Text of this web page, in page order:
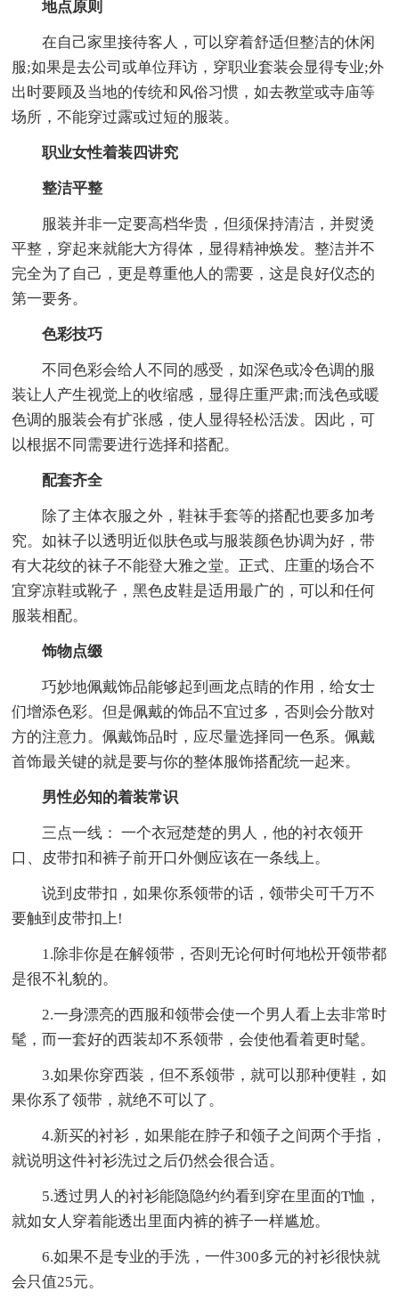
地点原则
在自己家里接待客人，可以穿着舒适但整洁的休闲
服;如果是去公司或单位拜访，穿职业套装会显得专业;外
出时要顾及当地的传统和风俗习惯，如去教堂或寺庙等
场所，不能穿过露或过短的服装。
职业女性着装四讲究
整洁平整
服装并非一定要高档华贵，但须保持清洁，并熨烫
平整，穿起来就能大方得体，显得精神焕发。整洁并不
完全为了自己，更是尊重他人的需要，这是良好仪态的
第一要务。
色彩技巧
不同色彩会给人不同的感受，如深色或冷色调的服
装让人产生视觉上的收缩感，显得庄重严肃;而浅色或暖
色调的服装会有扩张感，使人显得轻松活泼。因此，可
以根据不同需要进行选择和搭配。
配套齐全
除了主体衣服之外，鞋袜手套等的搭配也要多加考
究。如袜子以透明近似肤色或与服装颜色协调为好，带
有大花纹的袜子不能登大雅之堂。正式、庄重的场合不
宜穿凉鞋或靴子，黑色皮鞋是适用最广的，可以和任何
服装相配。
饰物点缀
巧妙地佩戴饰品能够起到画龙点睛的作用，给女士
们增添色彩。但是佩戴的饰品不宜过多，否则会分散对
方的注意力。佩戴饰品时，应尽量选择同一色系。佩戴
首饰最关键的就是要与你的整体服饰搭配统一起来。
男性必知的着装常识
三点一线： 一个衣冠楚楚的男人，他的衬衣领开
口、皮带扣和裤子前开口外侧应该在一条线上。
说到皮带扣，如果你系领带的话，领带尖可千万不
要触到皮带扣上!
1.除非你是在解领带，否则无论何时何地松开领带都
是很不礼貌的。
2.一身漂亮的西服和领带会使一个男人看上去非常时
髦，而一套好的西装却不系领带，会使他看着更时髦。
3.如果你穿西装，但不系领带，就可以那种便鞋，如
果你系了领带，就绝不可以了。
4.新买的衬衫，如果能在脖子和领子之间两个手指，
就说明这件衬衫洗过之后仍然会很合适。
5.透过男人的衬衫能隐隐约约看到穿在里面的T恤，
就如女人穿着能透出里面内裤的裤子一样尴尬。
6.如果不是专业的手洗，一件300多元的衬衫很快就
会只值25元。